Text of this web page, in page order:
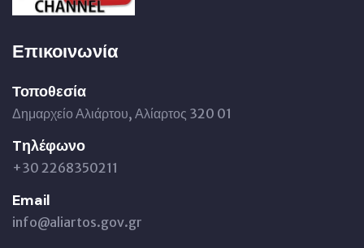
Επικοινωνία
Τοποθεσία
Δημαρχείο Αλιάρτου, Αλίαρτος 320 01
Tηλέφωνο
+30 2268350211
Email
info@aliartos.gov.gr